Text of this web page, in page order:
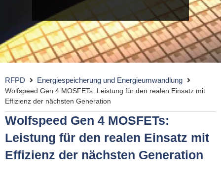
RFPD Energiespeicherung und Energieumwandlung
Wolfspeed Gen 4 MOSFETs: Leistung für den realen Einsatz mit
Effizienz der nächsten Generation
Wolfspeed Gen 4 MOSFETs:
Leistung für den realen Einsatz mit
Effizienz der nächsten Generation